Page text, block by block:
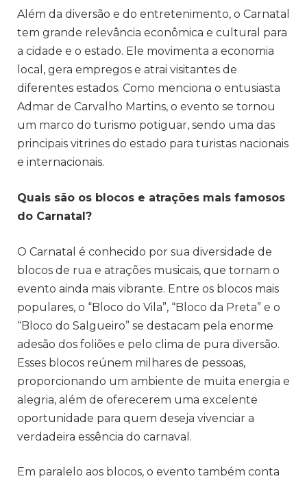
Além da diversão e do entretenimento, o Carnatal
tem grande relevância econômica e cultural para
a cidade e o estado. Ele movimenta a economia
local, gera empregos e atrai visitantes de
diferentes estados. Como menciona o entusiasta
Admar de Carvalho Martins, o evento se tornou
um marco do turismo potiguar, sendo uma das
principais vitrines do estado para turistas nacionais
e internacionais.
Quais são os blocos e atrações mais famosos
do Carnatal?
O Carnatal é conhecido por sua diversidade de
blocos de rua e atrações musicais, que tornam o
evento ainda mais vibrante. Entre os blocos mais
populares, o “Bloco do Vila”, “Bloco da Preta” e o
“Bloco do Salgueiro” se destacam pela enorme
adesão dos foliões e pelo clima de pura diversão.
Esses blocos reúnem milhares de pessoas,
proporcionando um ambiente de muita energia e
alegria, além de oferecerem uma excelente
oportunidade para quem deseja vivenciar a
verdadeira essência do carnaval.
Em paralelo aos blocos, o evento também conta